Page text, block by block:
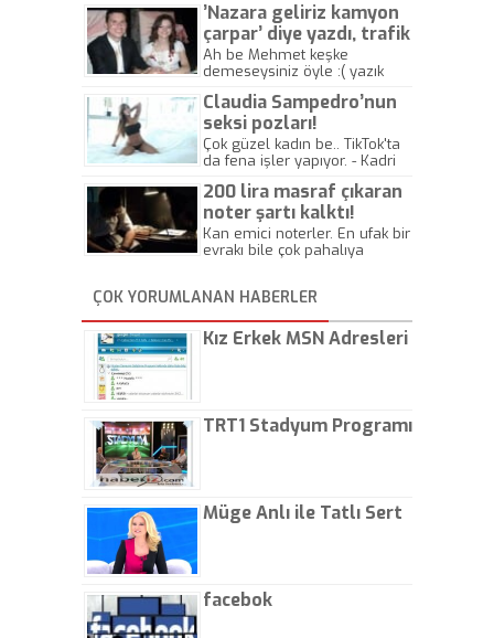
’Nazara geliriz kamyon
çarpar’ diye yazdı, trafik
kazasında öldü!
Ah be Mehmet keşke
demeseysiniz öyle :( yazık
Claudia Sampedro’nun
seksi pozları!
Çok güzel kadın be.. TikTok'ta
da fena işler yapıyor. - Kadri
200 lira masraf çıkaran
noter şartı kalktı!
Kan emici noterler. En ufak bir
evrakı bile çok pahalıya
kaptırıyorsunuz. - Kayhan
Gezenti
ÇOK YORUMLANAN HABERLER
Kız Erkek MSN Adresleri
TRT1 Stadyum Programı
Müge Anlı ile Tatlı Sert
facebok